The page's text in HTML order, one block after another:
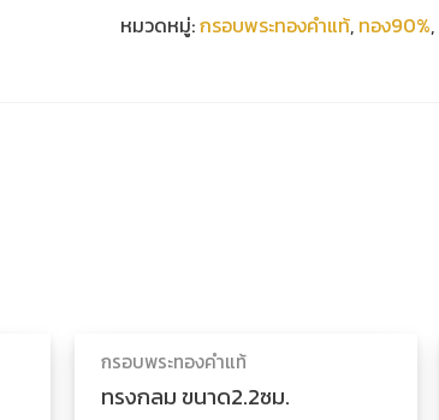
หมวดหมู่:กรอบพระทองคำแท้, ทอง90%,
กรอบพระทองคำแท้
ทรงกลม ขนาด2.2ซม.